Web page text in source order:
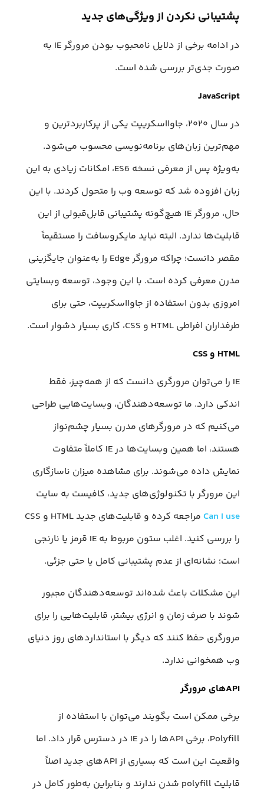
پشتیبانی نکردن از ویژگی‌های جدید
در ادامه برخی از دلایل نامحبوب بودن مرورگر IE به
صورت جدی‌تر بررسی شده است.
JavaScript
در سال ۲۰۲۰، جاوااسکریپت یکی از پرکاربردترین و
مهم‌ترین زبان‌های برنامه‌نویسی محسوب می‌شود.
به‌ویژه پس از معرفی نسخه ES6، امکانات زیادی به این
زبان افزوده شد که توسعه وب را متحول کردند. با این
حال، مرورگر IE هیچ‌گونه پشتیبانی قابل‌قبولی از این
قابلیت‌ها ندارد. البته نباید مایکروسافت را مستقیماً
مقصر دانست؛ چراکه مرورگر Edge را به‌عنوان جایگزینی
مدرن معرفی کرده است. با این وجود، توسعه وبسایتی
امروزی بدون استفاده از جاوااسکریپت، حتی برای
طرفداران افراطی HTML و CSS، کاری بسیار دشوار است.
HTML و CSS
IE را می‌توان مرورگری دانست که از همه‌چیز، فقط
اندکی دارد. ما توسعه‌دهندگان، وبسایت‌هایی طراحی
می‌کنیم که در مرورگرهای مدرن بسیار چشم‌نواز
هستند، اما همین وبسایت‌ها در IE کاملاً متفاوت
نمایش داده می‌شوند. برای مشاهده میزان ناسازگاری
این مرورگر با تکنولوژی‌های جدید، کافیست به سایت
Can I use
مراجعه کرده و قابلیت‌های جدید HTML و CSS
را بررسی کنید. اغلب ستون مربوط به IE قرمز یا نارنجی
است؛ نشانه‌ای از عدم پشتیبانی کامل یا حتی جزئی.
این مشکلات باعث شده‌اند توسعه‌دهندگان مجبور
شوند با صرف زمان و انرژی بیشتر، قابلیت‌هایی را برای
مرورگری حفظ کنند که دیگر با استانداردهای روز دنیای
وب همخوانی ندارد.
APIهای مرورگر
برخی ممکن است بگویند می‌توان با استفاده از
Polyfill، برخی APIها را در IE در دسترس قرار داد. اما
واقعیت این است که بسیاری از APIهای جدید اصلاً
قابلیت polyfill شدن ندارند و بنابراین به‌طور کامل در